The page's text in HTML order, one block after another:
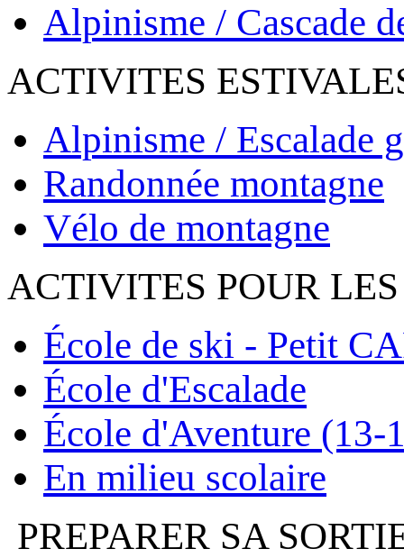
Alpinisme / Cascade
ACTIVITES
Alpinisme / Escalade
Randonnée montagne
Vélo de montagne
ACTIVITES POUR
École de ski - Petit
École d'Escalade
École d'Aventure (13-
En milieu scolaire
PREPARER SA